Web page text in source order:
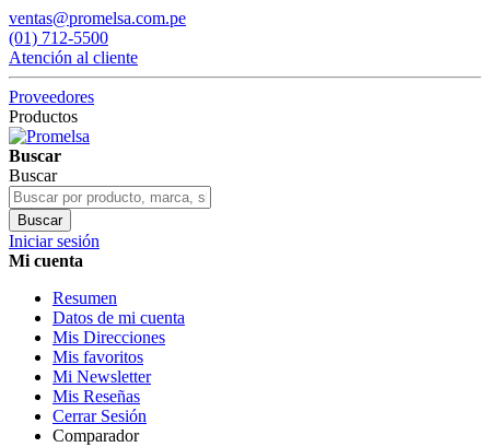
ventas@promelsa.com.pe
(01) 712-5500
Atención al cliente
Proveedores
Productos
Buscar
Buscar
Buscar
Iniciar sesión
Mi cuenta
Resumen
Datos de mi cuenta
Mis Direcciones
Mis favoritos
Mi Newsletter
Mis Reseñas
Cerrar Sesión
Comparador